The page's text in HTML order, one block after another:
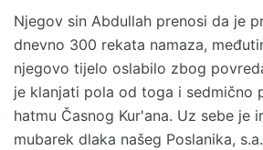
Njegov sin Abdullah prenosi da je
dnevno 300 rekata namaza,
njegovo tijelo oslabilo zbog
je klanjati pola od toga i sedmično
hatmu Časnog Kur'ana. Uz sebe je
mubarek dlaka našeg Poslanika,